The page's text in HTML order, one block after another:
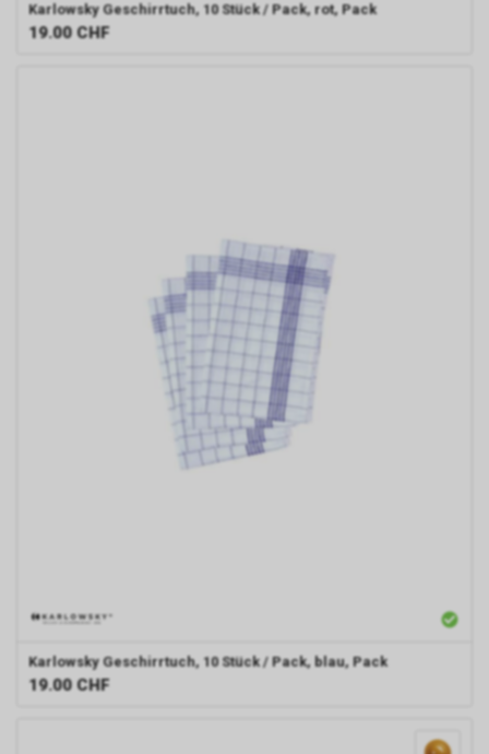
Karlowsky Geschirrtuch, 10 Stück / Pack, rot, Pack
19.00 CHF
Karlowsky Geschirrtuch, 10 Stück / Pack, blau, Pack
19.00 CHF